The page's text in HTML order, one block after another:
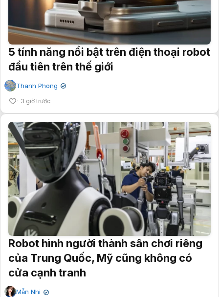
5 tính năng nổi bật trên điện thoại robot
đầu tiên trên thế giới
Thanh Phong ✔
3 giờ trước
Robot hình người thành sân chơi riêng
của Trung Quốc, Mỹ cũng không có
cửa cạnh tranh
Mẫn Nhi ✔